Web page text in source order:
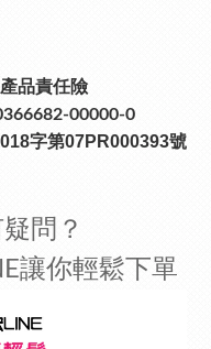
品責任險
00000-0
字第07PR000393號
問？
讓你輕鬆下單